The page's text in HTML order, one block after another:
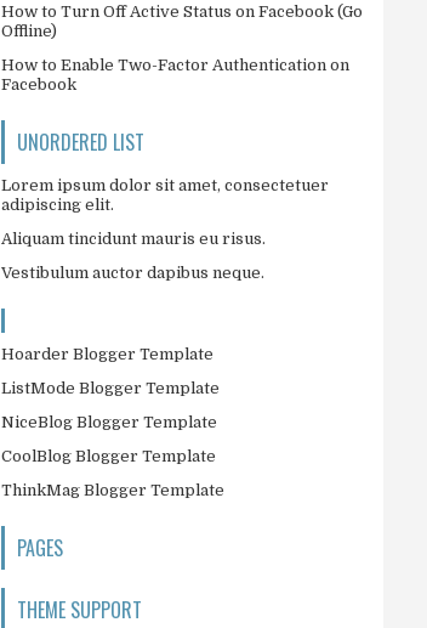
How to Turn Off Active Status on Facebook (Go
Offline)
How to Enable Two-Factor Authentication on
Facebook
UNORDERED LIST
Lorem ipsum dolor sit amet, consectetuer
adipiscing elit.
Aliquam tincidunt mauris eu risus.
Vestibulum auctor dapibus neque.
Hoarder Blogger Template
ListMode Blogger Template
NiceBlog Blogger Template
CoolBlog Blogger Template
ThinkMag Blogger Template
PAGES
THEME SUPPORT